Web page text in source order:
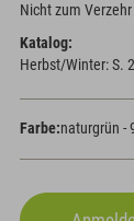
Nicht zum
Katalog:
Herbst/Winter: S.
Farbe:naturgrün -